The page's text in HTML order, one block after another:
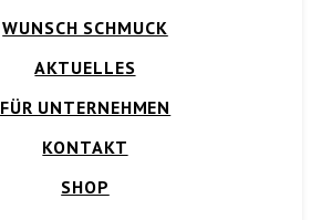
WUNSCH SCHMUCK
AKTUELLES
FÜR UNTERNEHMEN
KONTAKT
SHOP